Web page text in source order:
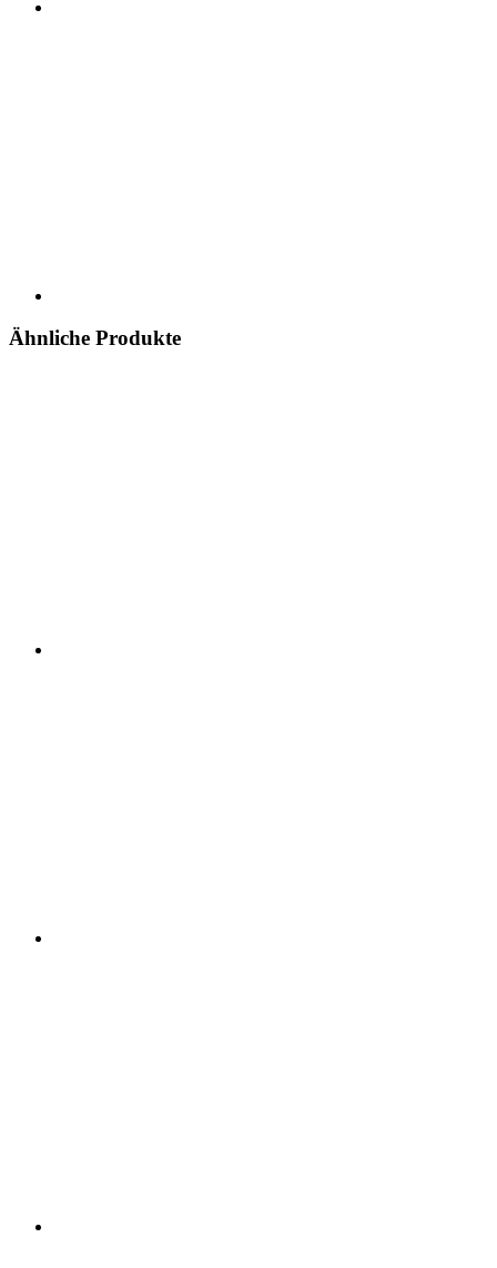
Ähnliche Produkte